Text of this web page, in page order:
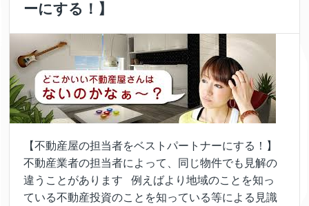
ーにする！】
【不動産屋の担当者をベストパートナーにする！】
不動産業者の担当者によって、同じ物件でも見解の
違うことがあります 例えばより地域のことを知っ
ている不動産投資のことを知っている等による見識